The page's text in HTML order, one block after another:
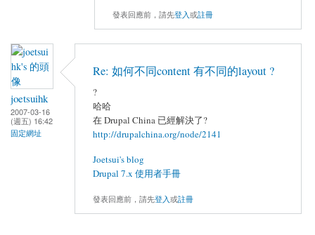
發表回應前，請先登入或註冊
joetsuihk
2007-03-16
(週五) 16:42
固定網址
Re: 如何不同content 有不同的layout ?
?
哈哈
在 Drupal China 已經解決了?
http://drupalchina.org/node/2141
Joetsui's blog
Drupal 7.x 使用者手冊
發表回應前，請先登入或註冊